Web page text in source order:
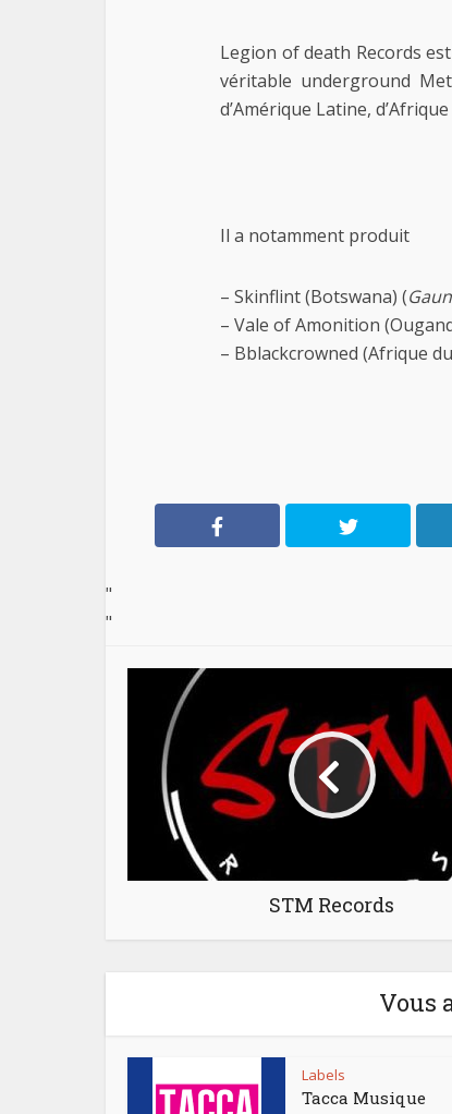
Legion of death Records
véritable underground
d’Amérique Latine,
Il a notamment produit
– Skinflint (Botswana) (
– Vale of Amonition
– Bblackcrowned (Afrique
"
"
STM Records
Vous
Labels
Tacca Musique